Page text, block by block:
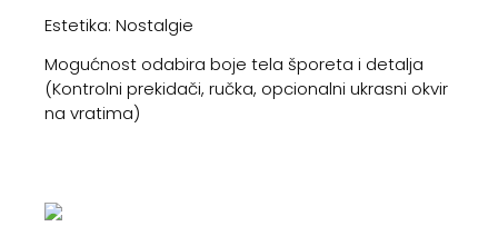
Estetika: Nostalgie
Mogućnost odabira boje tela šporeta i detalja
(Kontrolni prekidači, ručka, opcionalni ukrasni okvir
na vratima)